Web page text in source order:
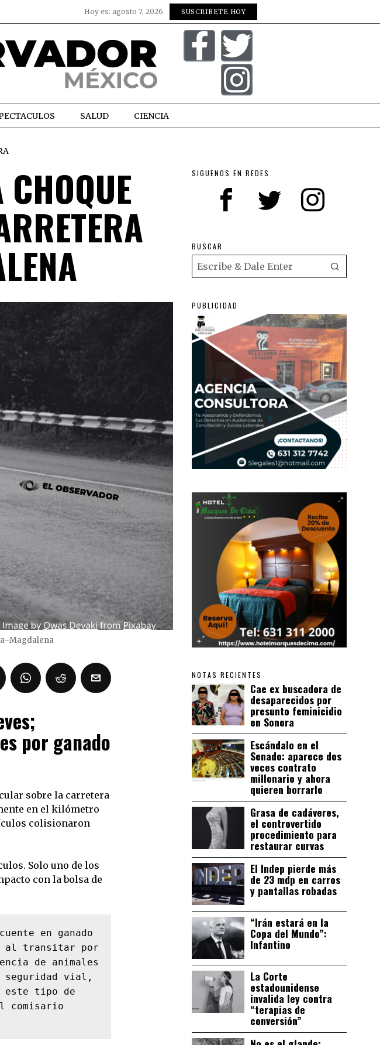
Hoy es: agosto 7, 2026 SUSCRIBETE HOY
SALUD CIENCIA
por ganado
sobre la carretera
en el kilómetro
colisionaron
Solo uno de los
con la bolsa de
en ganado
al transitar por
de animales
vial,
este tipo de
comisario
SIGUENOS EN REDES
BUSCAR
PUBLICIDAD
NOTAS RECIENTES
Cae ex buscadora de
desaparecidos por
presunto feminicidio
en Sonora
Escándalo en el
Senado: aparece dos
veces contrato
millonario y ahora
quieren borrarlo
Grasa de cadáveres,
el controvertido
procedimiento para
restaurar curvas
El Indep pierde más
de 23 mdp en carros
y pantallas robadas
“Irán estará en la
Copa del Mundo”:
Infantino
La Corte
estadounidense
invalida ley contra
“terapias de
conversión”